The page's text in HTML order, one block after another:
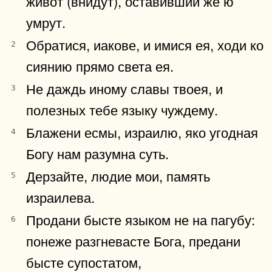
умрут.
2
Обратися, иакове, и имися ея, ходи ко
сиянию прямо света ея.
3
Не даждь иному славы твоея, и
полезных тебе языку чуждему.
4
Блажени есмы, израилю, яко угодная
Богу нам разумна суть.
5
Дерзайте, людие мои, память
израилева.
6
Продани бысте языком не на пагубу:
понеже разгневасте Бога, предани
бысте супостатом,